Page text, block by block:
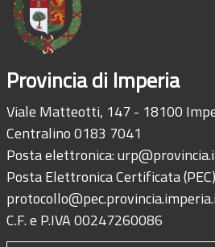
Provincia di Imperia
Viale Matteotti, 147 - 18100
Centralino 0183 7041
Posta elettronica:
Posta Elettronica Certificata
C.F. e P.IVA 00247260086